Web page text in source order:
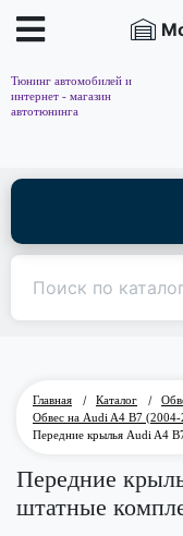
Тюнинг автомобилей и
интернет - магазин
автотюнинга
Главная / Каталог /
Обвес на Audi A4 B7
Передние крылья Audi A4
Передние
штатные